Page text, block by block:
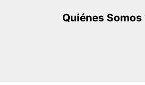
Quiénes Somos